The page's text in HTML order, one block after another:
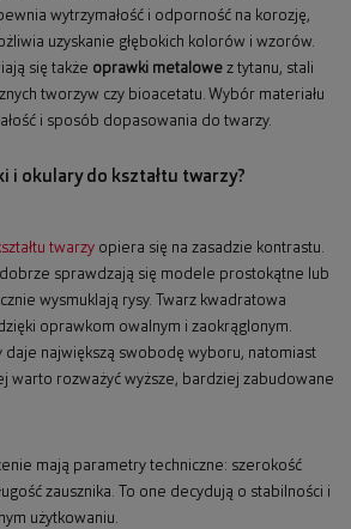
wytrzymałość i odporność na korozję,
uzyskanie głębokich kolorów i wzorów.
się także oprawki metalowe z tytanu, stali
tworzyw czy bioacetatu. Wybór materiału
i sposób dopasowania do twarzy.
i okulary do kształtu twarzy?
twarzy opiera się na zasadzie kontrastu.
dobrze sprawdzają się modele prostokątne lub
wysmuklają rysy. Twarz kwadratowa
oprawkom owalnym i zaokrąglonym.
daje największą swobodę wyboru, natomiast
warto rozważyć wyższe, bardziej zabudowane
mają parametry techniczne: szerokość
zausznika. To one decydują o stabilności i
użytkowaniu.